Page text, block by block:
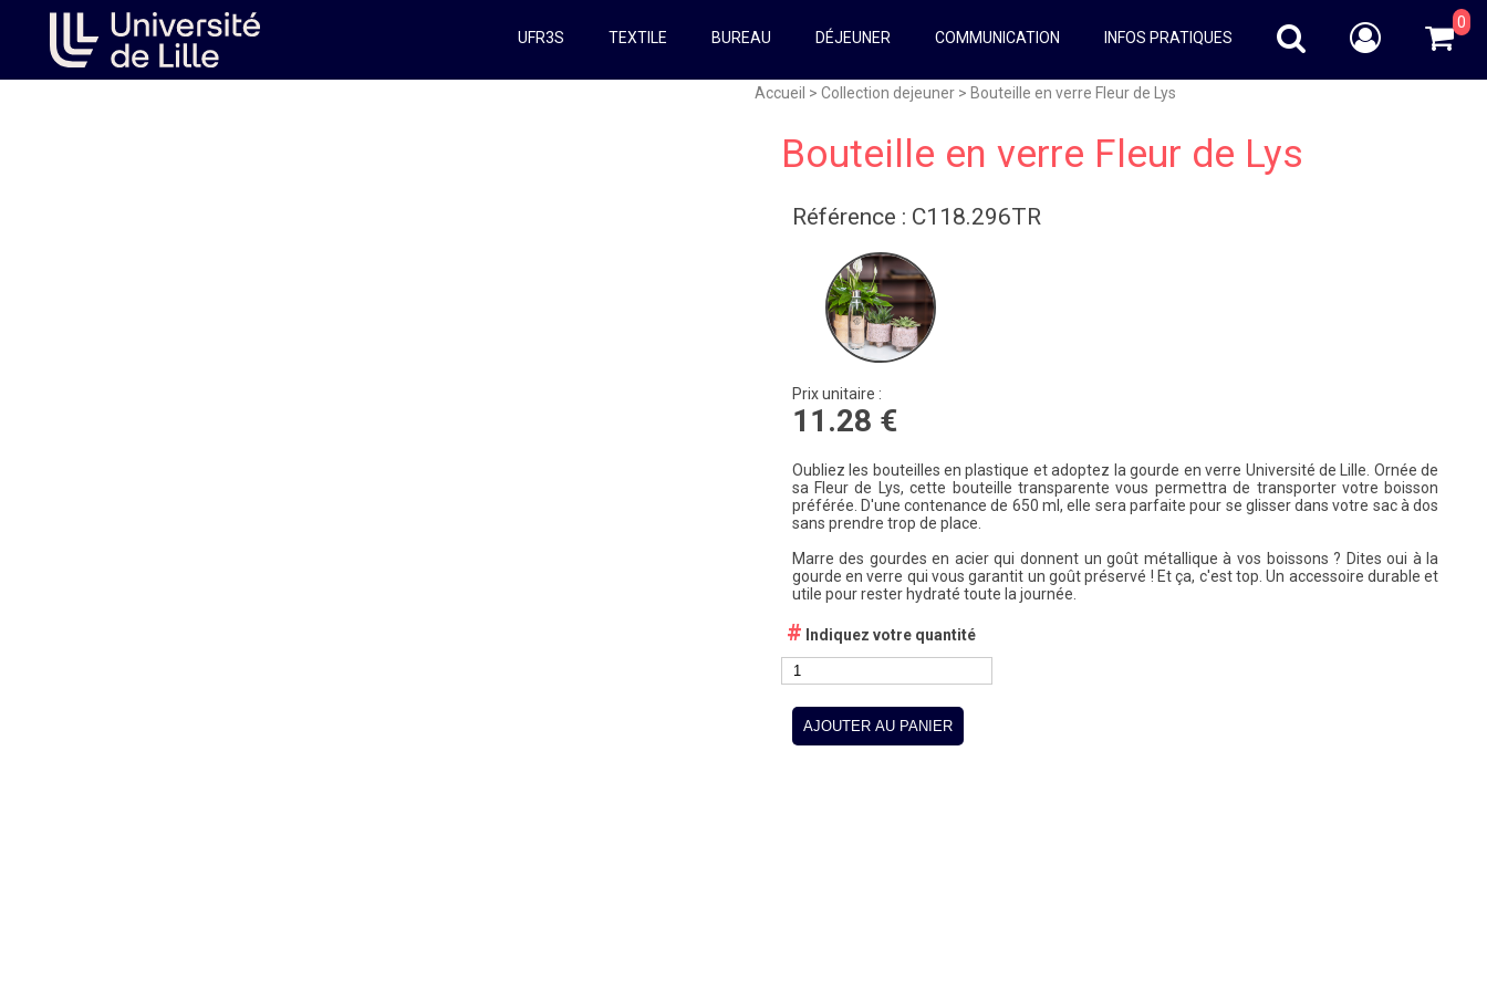
UFR3S TEXTILE BUREAU DÉJEUNER COMMUNICATION INFOS PRATIQUES
0
Accueil > Collection dejeuner > Bouteille en verre Fleur de Lys
Bouteille en verre Fleur de Lys
Référence : C118.296TR
Prix unitaire :
11.28 €
Oubliez les bouteilles en plastique et adoptez la gourde en verre Université de Lille. Ornée de
sa Fleur de Lys, cette bouteille transparente vous permettra de transporter votre boisson
préférée. D'une contenance de 650 ml, elle sera parfaite pour se glisser dans votre sac à dos
sans prendre trop de place.
Marre des gourdes en acier qui donnent un goût métallique à vos boissons ? Dites oui à la
gourde en verre qui vous garantit un goût préservé ! Et ça, c'est top. Un accessoire durable et
utile pour rester hydraté toute la journée.
# Indiquez votre quantité
AJOUTER AU PANIER